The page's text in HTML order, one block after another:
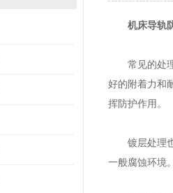
机床导轨
常见的处理
好的附着力和
挥防护作用。
镀层处理也
一般腐蚀环境